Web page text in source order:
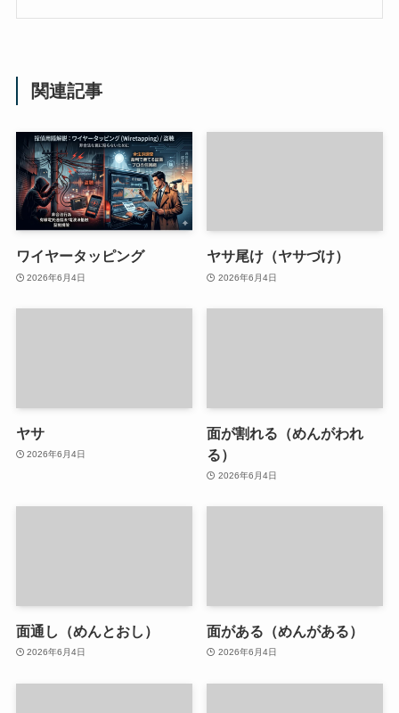
関連記事
ワイヤータッピング
2026年6月4日
ヤサ尾け（ヤサづけ）
2026年6月4日
ヤサ
2026年6月4日
面が割れる（めんがわれ
る）
2026年6月4日
面通し（めんとおし）
2026年6月4日
面がある（めんがある）
2026年6月4日